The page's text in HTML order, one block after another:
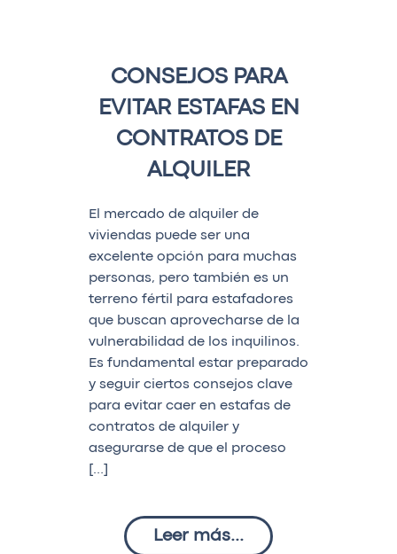
CONSEJOS PARA
EVITAR ESTAFAS EN
CONTRATOS DE
ALQUILER
El mercado de alquiler de
viviendas puede ser una
excelente opción para muchas
personas, pero también es un
terreno fértil para estafadores
que buscan aprovecharse de la
vulnerabilidad de los inquilinos.
Es fundamental estar preparado
y seguir ciertos consejos clave
para evitar caer en estafas de
contratos de alquiler y
asegurarse de que el proceso
[…]
Leer más...